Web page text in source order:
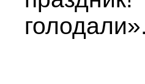
голодали».